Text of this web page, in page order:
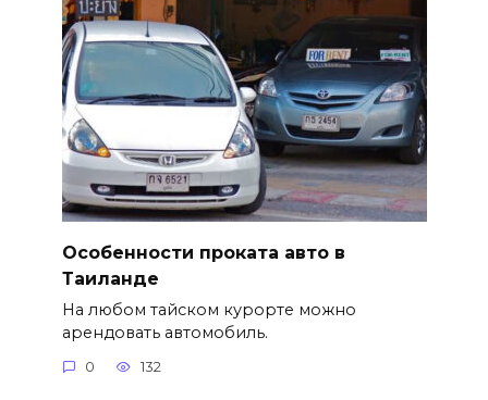
Особенности проката авто в
Таиланде
На любом тайском курорте можно
арендовать автомобиль.
0 132